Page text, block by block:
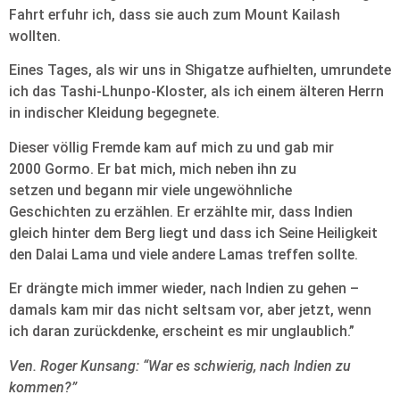
Fahrt erfuhr ich, dass sie auch zum Mount Kailash
wollten.
Eines Tages, als wir uns in Shigatze aufhielten, umrundete
ich das Tashi-Lhunpo-Kloster, als ich einem älteren Herrn
in indischer Kleidung begegnete.
Dieser völlig Fremde kam auf mich zu und gab mir
2000 Gormo. Er bat mich, mich neben ihn zu
setzen und begann mir viele ungewöhnliche
Geschichten zu erzählen. Er erzählte mir, dass Indien
gleich hinter dem Berg liegt und dass ich Seine Heiligkeit
den Dalai Lama und viele andere Lamas treffen sollte.
Er drängte mich immer wieder, nach Indien zu gehen –
damals kam mir das nicht seltsam vor, aber jetzt, wenn
ich daran zurückdenke, erscheint es mir unglaublich.”
Ven. Roger Kunsang: “War es schwierig, nach Indien zu
kommen?”